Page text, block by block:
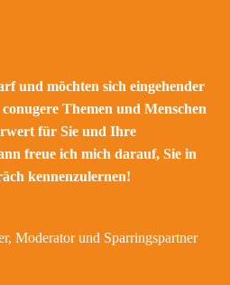
und möchten sich eingehender
Themen und Menschen
für Sie und Ihre
freue ich mich darauf, Sie in
kennenzulernen!
Moderator und Sparringspartner